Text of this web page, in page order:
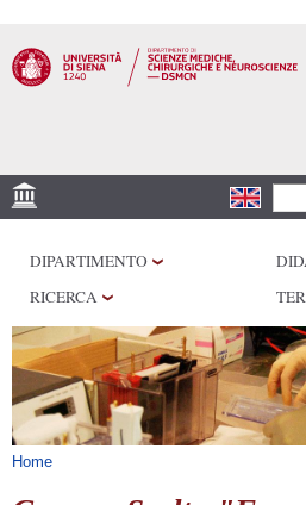
contenuto
principale
CENTRI DI RICERCA
LABORATORI
BIBLIOTECHE
SERVIZI
DIPARTIMENTO
RICERCA
Tu sei qui
Home